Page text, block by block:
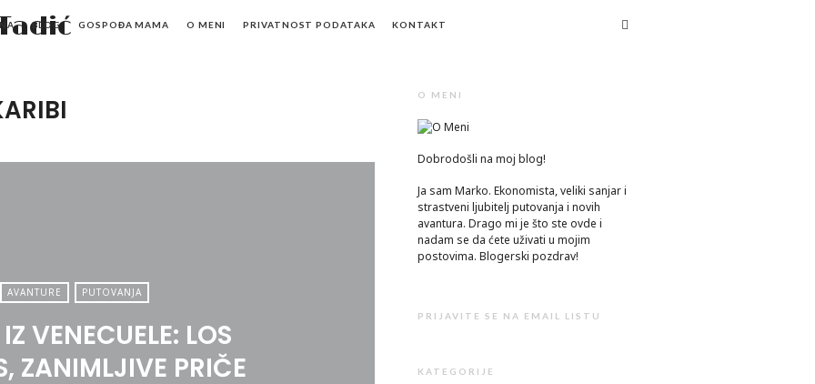
Mr.M
BLOG GOSPOĐA MAMA O MENI PRIVATNOST PODATAKA KONTAKT
AVANTURE PUTOVANJA
VENECUELE: LOS
ZANIMLJIVE PRIČE
O MENI
Dobrodošli na moj blog!
Ja sam Marko. Ekonomista, veliki sanjar i
strastveni ljubitelj putovanja i novih
avantura. Drago mi je što ste ovde i
nadam se da ćete uživati u mojim
postovima. Blogerski pozdrav!
PRIJAVITE SE NA EMAIL LISTU
KATEGORIJE